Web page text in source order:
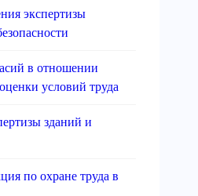
экспертизы
в отношении
условий труда
зданий и
по охране труда в